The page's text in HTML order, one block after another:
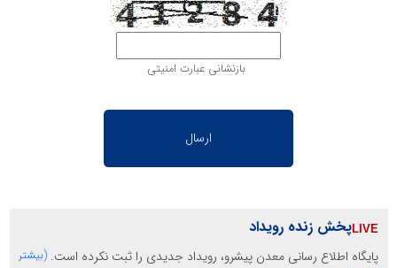
بازنشانی عبارت امنیتی
پخش زنده رویداد
پایگاه اطلاع رسانی معدن پیشرو، رویداد جدیدی را ثبت نکرده است. (بیشتر